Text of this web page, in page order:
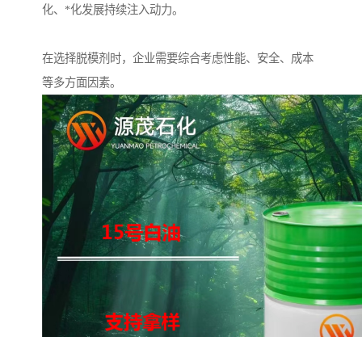
化、*化发展持续注入动力。
在选择脱模剂时，企业需要综合考虑性能、安全、成本
等多方面因素。